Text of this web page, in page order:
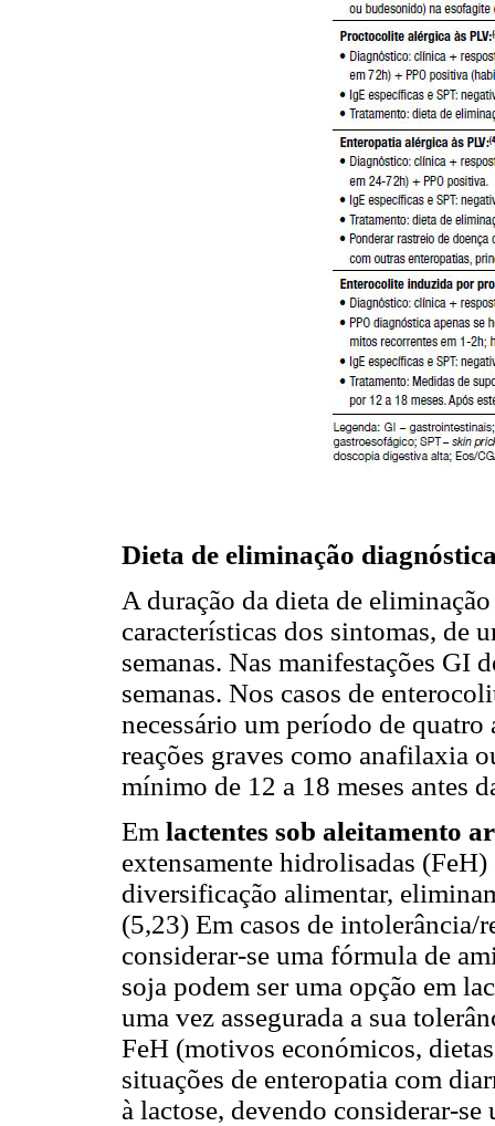
Dieta de eliminação
A duração da dieta de
características dos sintomas, de
semanas. Nas manifestações GI
semanas. Nos casos de
necessário um período de quatro
reações graves como anafilaxia
mínimo de 12 a 18 meses antes
Em lactentes sob aleitamento
extensamente hidrolisadas
diversificação alimentar,
(5,23) Em casos de intolerância/
considerar-se uma fórmula de
soja podem ser uma opção em
uma vez assegurada a sua
FeH (motivos económicos,
situações de enteropatia com
à lactose, devendo considerar-se